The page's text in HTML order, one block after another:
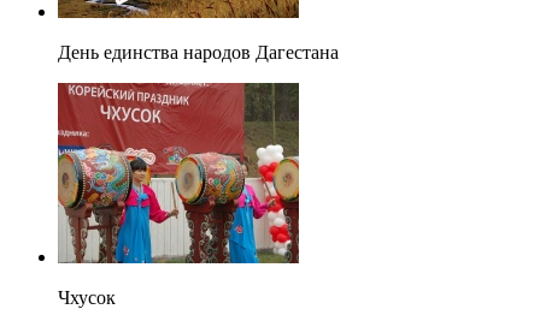
День единства народов Дагестана
Чхусок